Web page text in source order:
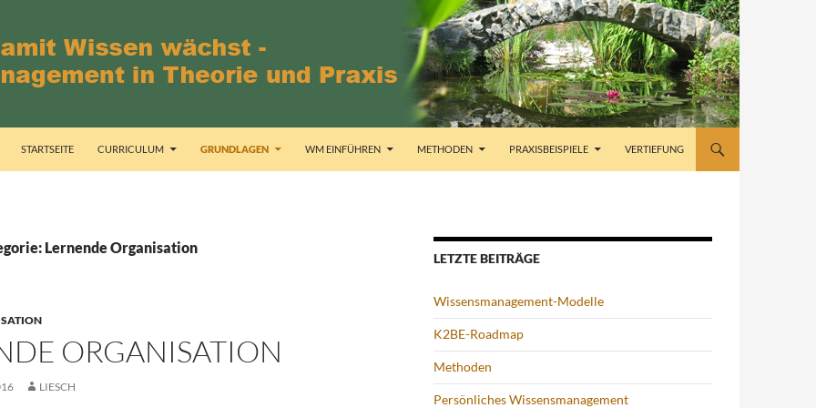
STARTSEITE CURRICULUM GRUNDLAGEN WM EINFÜHREN METHODEN PRAXISBEISPIELE VERTIEFUNG
Lernende Organisation
ORGANISATION
LIESCH
LETZTE BEITRÄGE
Wissensmanagement-Modelle
K2BE-Roadmap
Methoden
Persönliches Wissensmanagement